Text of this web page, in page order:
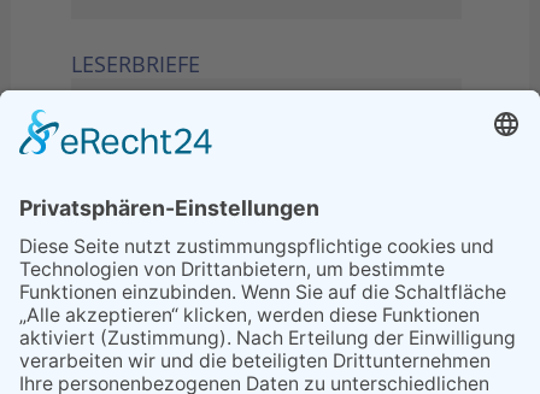
LESERBRIEFE
Sperrung B455: Kleiner
Grenzverkehr statt weite Wege
21.04.2026
Wenn Bahn-Computer nicht
miteinander kommunizieren
11.03.2026
"Plakatverbot für überregionale
Demos"
04.02.2026
Gelbe Tonne – Ein kleiner Blick